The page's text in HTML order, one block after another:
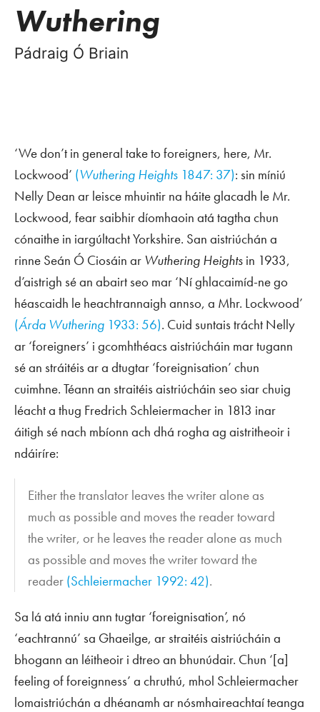
Wuthering
Pádraig Ó Briain
‘We don’t in general take to foreigners, here, Mr.
Lockwood’ (Wuthering Heights 1847: 37): sin míniú
Nelly Dean ar leisce mhuintir na háite glacadh le Mr.
Lockwood, fear saibhir díomhaoin atá tagtha chun
cónaithe in iargúltacht Yorkshire. San aistriúchán a
rinne Seán Ó Ciosáin ar Wuthering Heights in 1933,
d’aistrigh sé an abairt seo mar ‘Ní ghlacaimíd-ne go
héascaidh le heachtrannaigh annso, a Mhr. Lockwood’
(Árda Wuthering 1933: 56). Cuid suntais trácht Nelly
ar ‘foreigners’ i gcomhthéacs aistriúcháin mar tugann
sé an stráitéis ar a dtugtar ‘foreignisation’ chun
cuimhne. Téann an straitéis aistriúcháin seo siar chuig
léacht a thug Fredrich Schleiermacher in 1813 inar
áitigh sé nach mbíonn ach dhá rogha ag aistritheoir i
ndáiríre:
Either the translator leaves the writer alone as
much as possible and moves the reader toward
the writer, or he leaves the reader alone as much
as possible and moves the writer toward the
reader (Schleiermacher 1992: 42).
Sa lá atá inniu ann tugtar ‘foreignisation’, nó
‘eachtrannú’ sa Ghaeilge, ar straitéis aistriúcháin a
bhogann an léitheoir i dtreo an bhunúdair. Chun ‘[a]
feeling of foreignness’ a chruthú, mhol Schleiermacher
lomaistriúchán a dhéanamh ar nósmhaireachtaí teanga